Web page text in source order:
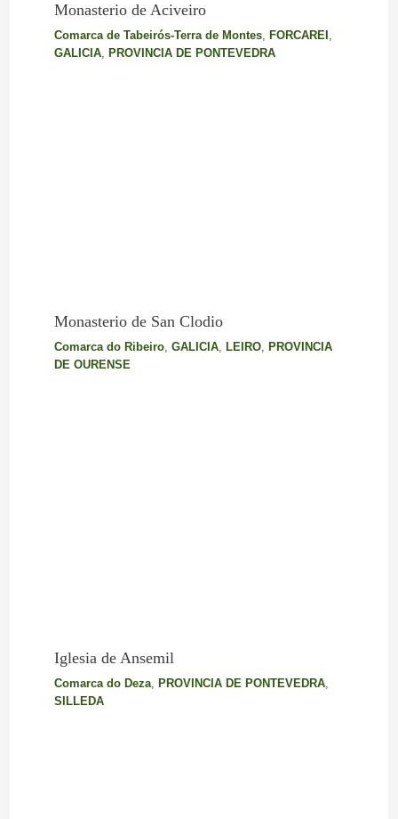
Monasterio de Aciveiro
Comarca de Tabeirós-Terra de Montes, FORCAREI ,
GALICIA, PROVINCIA DE PONTEVEDRA
Monasterio de San Clodio
Comarca do Ribeiro, GALICIA, LEIRO, PROVINCIA
DE OURENSE
Iglesia de Ansemil
Comarca do Deza, PROVINCIA DE PONTEVEDRA,
SILLEDA